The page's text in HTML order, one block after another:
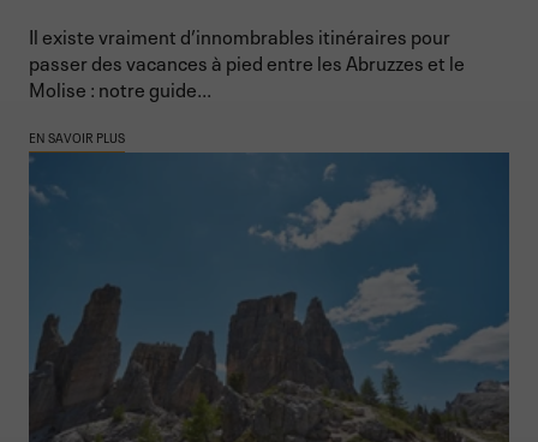
Il existe vraiment d’innombrables itinéraires pour
passer des vacances à pied entre les Abruzzes et le
Molise : notre guide...
EN SAVOIR PLUS